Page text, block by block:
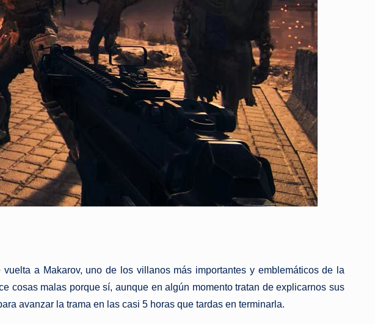
a Makarov, uno de los villanos más importantes y emblemáticos de la
cosas malas porque sí, aunque en algún momento tratan de explicarnos sus
avanzar la trama en las casi 5 horas que tardas en terminarla.